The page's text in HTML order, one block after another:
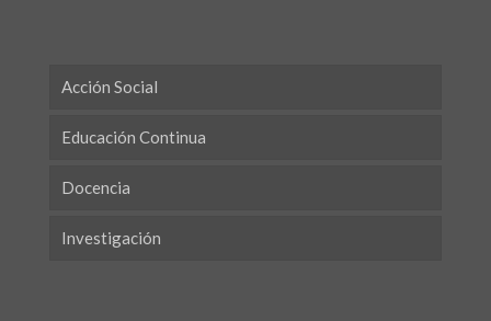
Acción Social
Educación Continua
Docencia
Investigación